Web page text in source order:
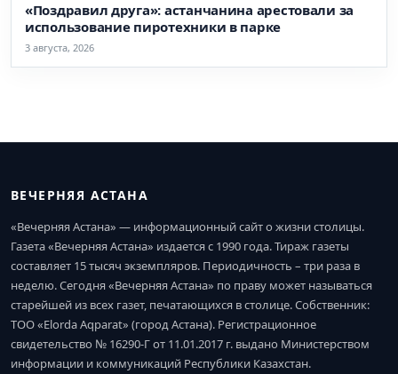
«Поздравил друга»: астанчанина арестовали за
использование пиротехники в парке
3 августа, 2026
ВЕЧЕРНЯЯ АСТАНА
«Вечерняя Астана» — информационный сайт о жизни столицы.
Газета «Вечерняя Астана» издается с 1990 года. Тираж газеты
составляет 15 тысяч экземпляров. Периодичность – три раза в
неделю. Сегодня «Вечерняя Астана» по праву может называться
старейшей из всех газет, печатающихся в столице. Собственник:
ТОО «Elorda Aqparat» (город Астана). Регистрационное
свидетельство № 16290-Г от 11.01.2017 г. выдано Министерством
информации и коммуникаций Республики Казахстан.